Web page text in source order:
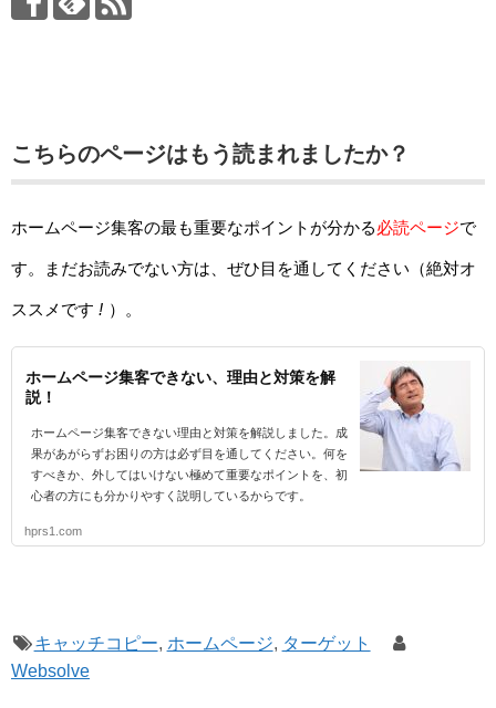
こちらのページはもう読まれましたか？
ホームページ集客の最も重要なポイントが分かる必読ページで
す。まだお読みでない方は、ぜひ目を通してください（絶対オ
ススメです ! ）。
ホームページ集客できない、理由と対策を解
説！
ホームページ集客できない理由と対策を解説しました。成
果があがらずお困りの方は必ず目を通してください。何を
すべきか、外してはいけない極めて重要なポイントを、初
心者の方にも分かりやすく説明しているからです。
hprs1.com
キャッチコピー, ホームページ, ターゲット
Websolve